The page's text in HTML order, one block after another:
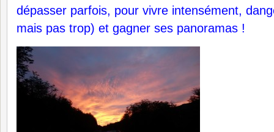
dépasser parfois, pour vivre intensément,
mais pas trop) et gagner ses panoramas !